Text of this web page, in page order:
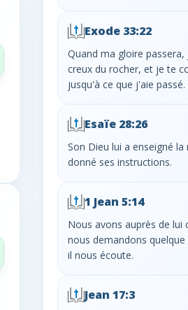
Exode 33:22
Quand ma gloire
creux du rocher, et je te
jusqu'à ce que j'aie passé.
Esaïe 28:26
Son Dieu lui a enseigné
donné ses instructions.
1 Jean 5:14
Nous avons auprès de lui
nous demandons
il nous écoute.
Jean 17:3